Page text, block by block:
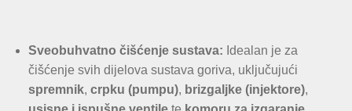
Sveobuhvatno čišćenje sustava: Idealan je za
čišćenje svih dijelova sustava goriva, uključujući
spremnik, crpku (pumpu), brizgaljke (injektore),